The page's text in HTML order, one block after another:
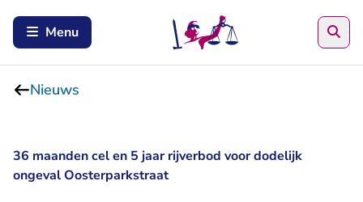
Menu
Nieuws
36 maanden cel en 5 jaar rijverbod voor dodelijk
ongeval Oosterparkstraat